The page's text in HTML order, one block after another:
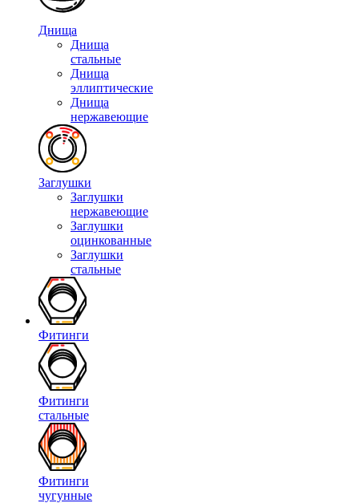
Днища
Днища
стальные
Днища
эллиптические
Днища
нержавеющие
Заглушки
Заглушки
нержавеющие
Заглушки
оцинкованные
Заглушки
стальные
Фитинги
Фитинги
стальные
Фитинги
чугунные